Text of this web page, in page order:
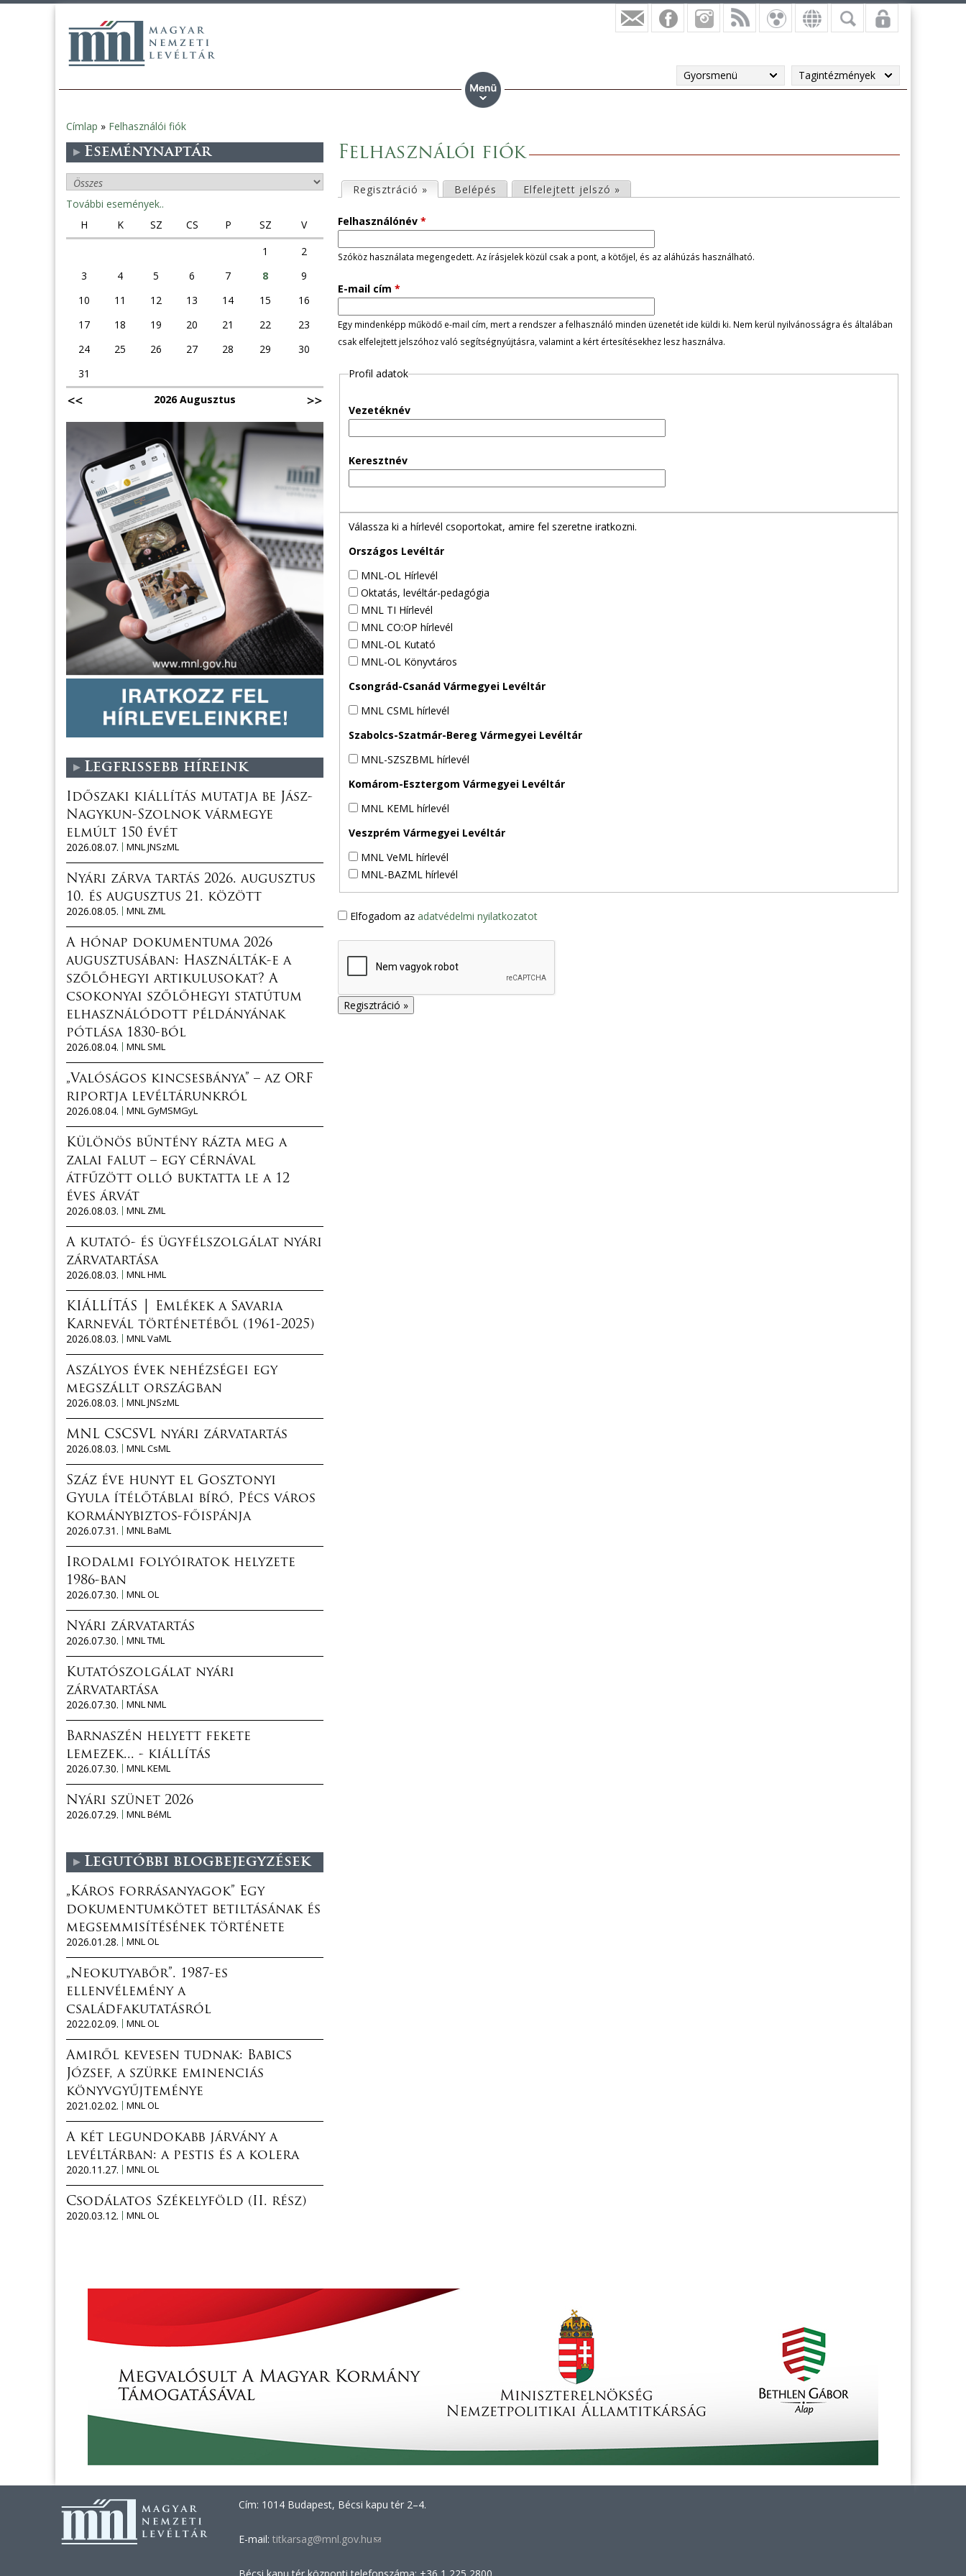
Gyorsmenü Tagintézmények
Jelenlegi
hely
Címlap » Felhasználói fiók
Felhasználói fiók
l
s
ő
d
l
e
Regisztráció » (aktív fül)
Belépés Elfelejtett jelszó »
Felhasználónév *
Szóköz használata megengedett. Az írásjelek közül csak a pont, a kötőjel, és az aláhúzás használható.
E-mail cím *
Egy mindenképp működő e-mail cím, mert a rendszer a felhasználó minden üzenetét ide küldi ki. Nem kerül nyilvánosságra és általában
csak elfelejtett jelszóhoz való segítségnyújtásra, valamint a kért értesítésekhez lesz használva.
Profil adatok
Vezetéknév
Keresztnév
Válassza ki a hírlevél csoportokat, amire fel szeretne iratkozni.
Országos Levéltár
MNL-OL Hírlevél
Oktatás, levéltár-pedagógia
MNL TI Hírlevél
MNL CO:OP hírlevél
MNL-OL Kutató
MNL-OL Könyvtáros
Csongrád-Csanád Vármegyei Levéltár
MNL CSML hírlevél
Szabolcs-Szatmár-Bereg Vármegyei Levéltár
MNL-SZSZBML hírlevél
Komárom-Esztergom Vármegyei Levéltár
MNL KEML hírlevél
Veszprém Vármegyei Levéltár
MNL VeML hírlevél
MNL-BAZML hírlevél
Elfogadom az adatvédelmi nyilatkozatot
Eseménynaptár
További események..
H
K SZ CS P SZ
V
1
2
3
4 5 6 7 8
9
10
11 12 13 14 15
16
17
18 19 20 21 22
23
24
25 26 27 28 29
30
31
2026 Augusztus
Legfrissebb híreink
Időszaki kiállítás mutatja be Jász-
Nagykun-Szolnok vármegye
elmúlt 150 évét
2026.08.07.
MNL JNSzML
Nyári zárva tartás 2026. augusztus
10. és augusztus 21. között
2026.08.05.
MNL ZML
A hónap dokumentuma 2026
augusztusában: Használták-e a
szőlőhegyi artikulusokat? A
csokonyai szőlőhegyi statútum
elhasználódott példányának
pótlása 1830-ból
2026.08.04.
MNL SML
„Valóságos kincsesbánya” – az ORF
riportja levéltárunkról
2026.08.04.
MNL GyMSMGyL
Különös bűntény rázta meg a
zalai falut – egy cérnával
átfűzött olló buktatta le a 12
éves árvát
2026.08.03.
MNL ZML
A kutató- és ügyfélszolgálat nyári
zárvatartása
2026.08.03.
MNL HML
KIÁLLÍTÁS │ Emlékek a Savaria
Karnevál történetéből (1961-2025)
2026.08.03.
MNL VaML
Aszályos évek nehézségei egy
megszállt országban
2026.08.03.
MNL JNSzML
MNL CSCSVL nyári zárvatartás
2026.08.03.
MNL CsML
Száz éve hunyt el Gosztonyi
Gyula ítélőtáblai bíró, Pécs város
kormánybiztos-főispánja
2026.07.31.
MNL BaML
Irodalmi folyóiratok helyzete
1986-ban
2026.07.30.
MNL OL
Nyári zárvatartás
2026.07.30.
MNL TML
Kutatószolgálat nyári
zárvatartása
2026.07.30.
MNL NML
Barnaszén helyett fekete
lemezek... - kiállítás
2026.07.30.
MNL KEML
Nyári szünet 2026
2026.07.29.
MNL BéML
Legutóbbi blogbejegyzések
„Káros forrásanyagok” Egy
dokumentumkötet betiltásának és
megsemmisítésének története
2026.01.28.
MNL OL
„Neokutyabőr”. 1987-es
ellenvélemény a
családfakutatásról
2022.02.09.
MNL OL
Amiről kevesen tudnak: Babics
József, a szürke eminenciás
könyvgyűjteménye
2021.02.02.
MNL OL
A két legundokabb járvány a
levéltárban: a pestis és a kolera
2020.11.27.
MNL OL
Csodálatos Székelyföld (II. rész)
2020.03.12.
MNL OL
Cím: 1014 Budapest, Bécsi kapu tér 2–4.
E-mail: titkarsag@mnl.gov.hu(link
e-
Bécsi kapu tér központi telefonszáma: +36 1 225 2800